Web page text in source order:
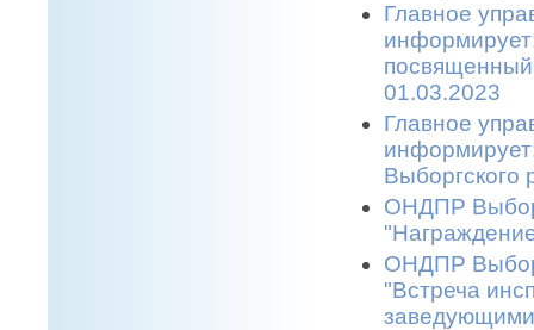
Главное
01.03.2023
Главное
Выборгского
ОНДПР
ОНДПР
"Встреча